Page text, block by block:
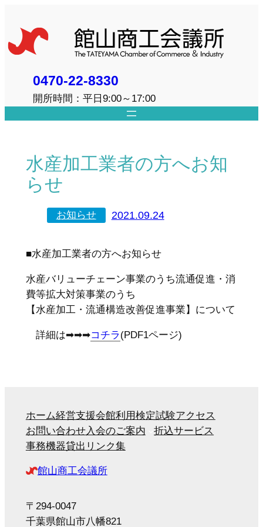
を
ス
0470-22-8330
開所時間：平日9:00～17:00
水産加工業者の方へお知
らせ
お知らせ 2021.09.24
■水産加工業者の方へお知らせ
水産バリューチェーン事業のうち流通促進・消
費等拡大対策事業のうち
【水産加工・流通構造改善促進事業】について
詳細は➡➡➡コチラ (PDF1ページ)
ホーム経営支援会館利用検定試験アクセス
お問い合わせ入会のご案内
折込サービス
事務機器貸出 リンク集
館山商工会議所
〒294-0047
千葉県館山市八幡821